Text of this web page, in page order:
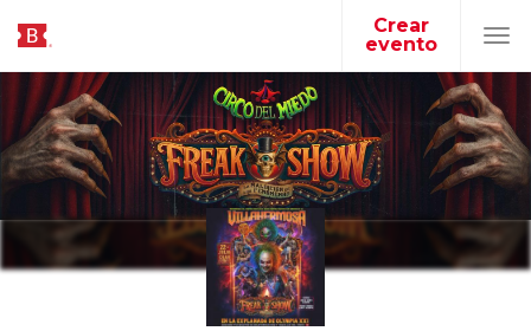
Crear
evento